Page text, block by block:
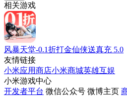
相关游戏
风暴天堂-0.1折打金仙侠送真充 5.0
友情链接
小米应用商店小米商城英雄互娱
小米游戏中心
开发者平台 微信公众号 微博主页